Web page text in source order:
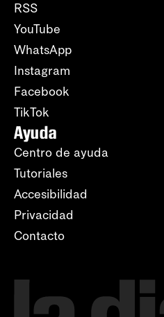
RSS
YouTube
WhatsApp
Instagram
Facebook
TikTok
Ayuda
Centro de ayuda
Tutoriales
Accesibilidad
Privacidad
Contacto